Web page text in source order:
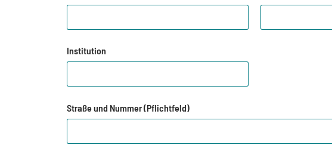
Institution
Straße und Nummer (Pflichtfeld)